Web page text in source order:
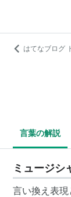
はてなブログ
言葉の解説
ミュージシ
言い換え表現